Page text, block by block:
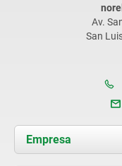
Av.
San
Empresa